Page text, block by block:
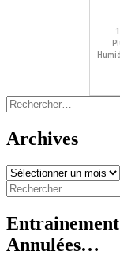
Rechercher :
Archives
Archives
Rechercher :
Annulées…